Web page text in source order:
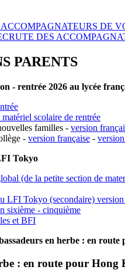
DE
DES
PARENTS
- rentrée 2026 au lycée
scolaire de rentrée
familles - version
- version française -
Tokyo
(de la petite section de
LFI Tokyo (secondaire)
sixième - cinquième
et BFI
en herbe : en
: en route pour Hong